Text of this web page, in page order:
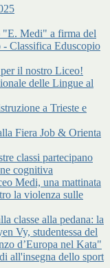
"E. Medi" a firma del
Classifica Eduscopio
il nostro Liceo!
delle Lingue al
a Trieste e
Fiera Job & Orienta
classi partecipano
cognitiva
Medi, una mattinata
la violenza sulle
classe alla pedana: la
Vy, studentessa del
d’Europa nel Kata"
all'insegna dello sport